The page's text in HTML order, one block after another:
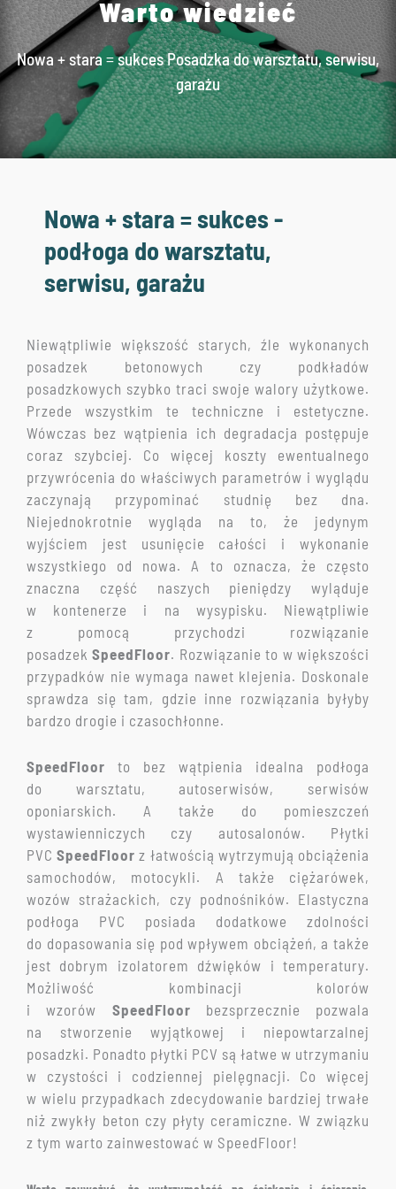
Warto wiedzieć
Nowa + stara = sukces Posadzka do warsztatu, serwisu,
garażu
Nowa + stara = sukces -
podłoga do warsztatu,
serwisu, garażu
Niewątpliwie większość starych, źle wykonanych
posadzek betonowych czy podkładów
posadzkowych szybko traci swoje walory użytkowe.
Przede wszystkim te techniczne i estetyczne.
Wówczas bez wątpienia ich degradacja postępuje
coraz szybciej. Co więcej koszty ewentualnego
przywrócenia do właściwych parametrów i wyglądu
zaczynają przypominać studnię bez dna.
Niejednokrotnie wygląda na to, że jedynym
wyjściem jest usunięcie całości i wykonanie
wszystkiego od nowa. A to oznacza, że często
znaczna część naszych pieniędzy wyląduje
w kontenerze i na wysypisku. Niewątpliwie
z pomocą przychodzi rozwiązanie
posadzekSpeedFloor. Rozwiązanie to w większości
przypadków nie wymaga nawet klejenia. Doskonale
sprawdza się tam, gdzie inne rozwiązania byłyby
bardzo drogie i czasochłonne.
SpeedFloor to bez wątpienia idealna podłoga
do warsztatu, autoserwisów, serwisów
oponiarskich. A także do pomieszczeń
wystawienniczych czy autosalonów. Płytki
PVCSpeedFloor z łatwością wytrzymują obciążenia
samochodów, motocykli. A także ciężarówek,
wozów strażackich, czy podnośników. Elastyczna
podłoga PVC posiada dodatkowe zdolności
do dopasowania się pod wpływem obciążeń, a także
jest dobrym izolatorem dźwięków i temperatury.
Możliwość kombinacji kolorów
i wzorów SpeedFloor bezsprzecznie pozwala
na stworzenie wyjątkowej i niepowtarzalnej
posadzki. Ponadto płytki PCV są łatwe w utrzymaniu
w czystości i codziennej pielęgnacji. Co więcej
w wielu przypadkach zdecydowanie bardziej trwałe
niż zwykły beton czy płyty ceramiczne. W związku
z tym warto zainwestować w SpeedFloor!